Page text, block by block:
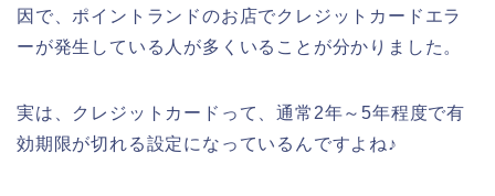
因で、ポイントランドのお店でクレジットカードエラ
ーが発生している人が多くいることが分かりました。
実は、クレジットカードって、通常2年～5年程度で有
効期限が切れる設定になっているんですよね♪